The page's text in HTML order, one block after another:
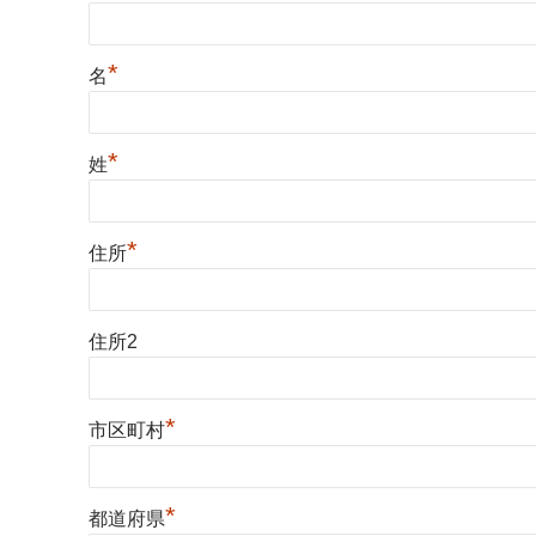
名*
姓*
住所*
住所2
市区町村*
都道府県*